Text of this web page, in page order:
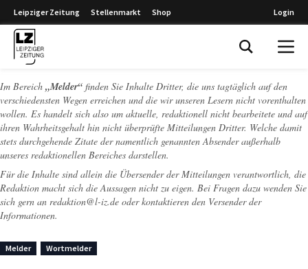
Leipziger Zeitung Stellenmarkt Shop Login
Im Bereich „Melder“ finden Sie Inhalte Dritter, die uns tagtäglich auf den
verschiedensten Wegen erreichen und die wir unseren Lesern nicht vorenthalten
wollen. Es handelt sich also um aktuelle, redaktionell nicht bearbeitete und auf
ihren Wahrheitsgehalt hin nicht überprüfte Mitteilungen Dritter. Welche damit
stets durchgehende Zitate der namentlich genannten Absender außerhalb
unseres redaktionellen Bereiches darstellen.
Für die Inhalte sind allein die Übersender der Mitteilungen verantwortlich, die
Redaktion macht sich die Aussagen nicht zu eigen. Bei Fragen dazu wenden Sie
sich gern an redaktion@l-iz.de oder kontaktieren den Versender der
Informationen.
Melder Wortmelder